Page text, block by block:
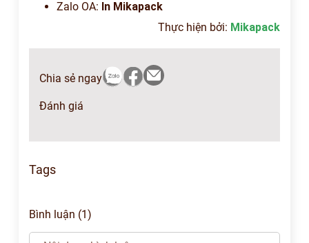
Zalo OA: In Mikapack
Thực hiện bởi: Mikapack
Chia sẻ ngay
Đánh giá
Tags
Bình luận (1)